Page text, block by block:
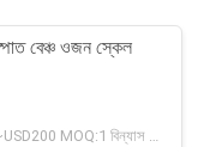
বেঞ্চ ওজন স্কেল
USD50~USD200 MOQ:1 বিন্যাস করুন